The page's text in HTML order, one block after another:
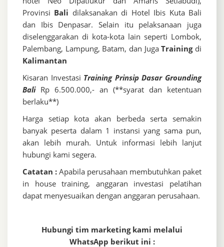
Provinsi Bali dilaksanakan di Hotel Ibis Kuta Bali
dan Ibis Denpasar. Selain itu pelaksanaan juga
diselenggarakan di kota-kota lain seperti Lombok,
Palembang, Lampung, Batam, dan JugaTrainingdi
Kalimantan
Kisaran Investasi Training Prinsip Dasar Grounding
Bali Rp 6.500.000,- an (**syarat dan ketentuan
berlaku**)
Harga setiap kota akan berbeda serta semakin
banyak peserta dalam 1 instansi yang sama pun,
akan lebih murah. Untuk informasi lebih lanjut
hubungi kami segera.
Catatan : Apabila perusahaan membutuhkan paket
in house training, anggaran investasi pelatihan
dapat menyesuaikan dengan anggaran perusahaan.
Hubungi tim marketing kami melalui
WhatsApp berikut ini :